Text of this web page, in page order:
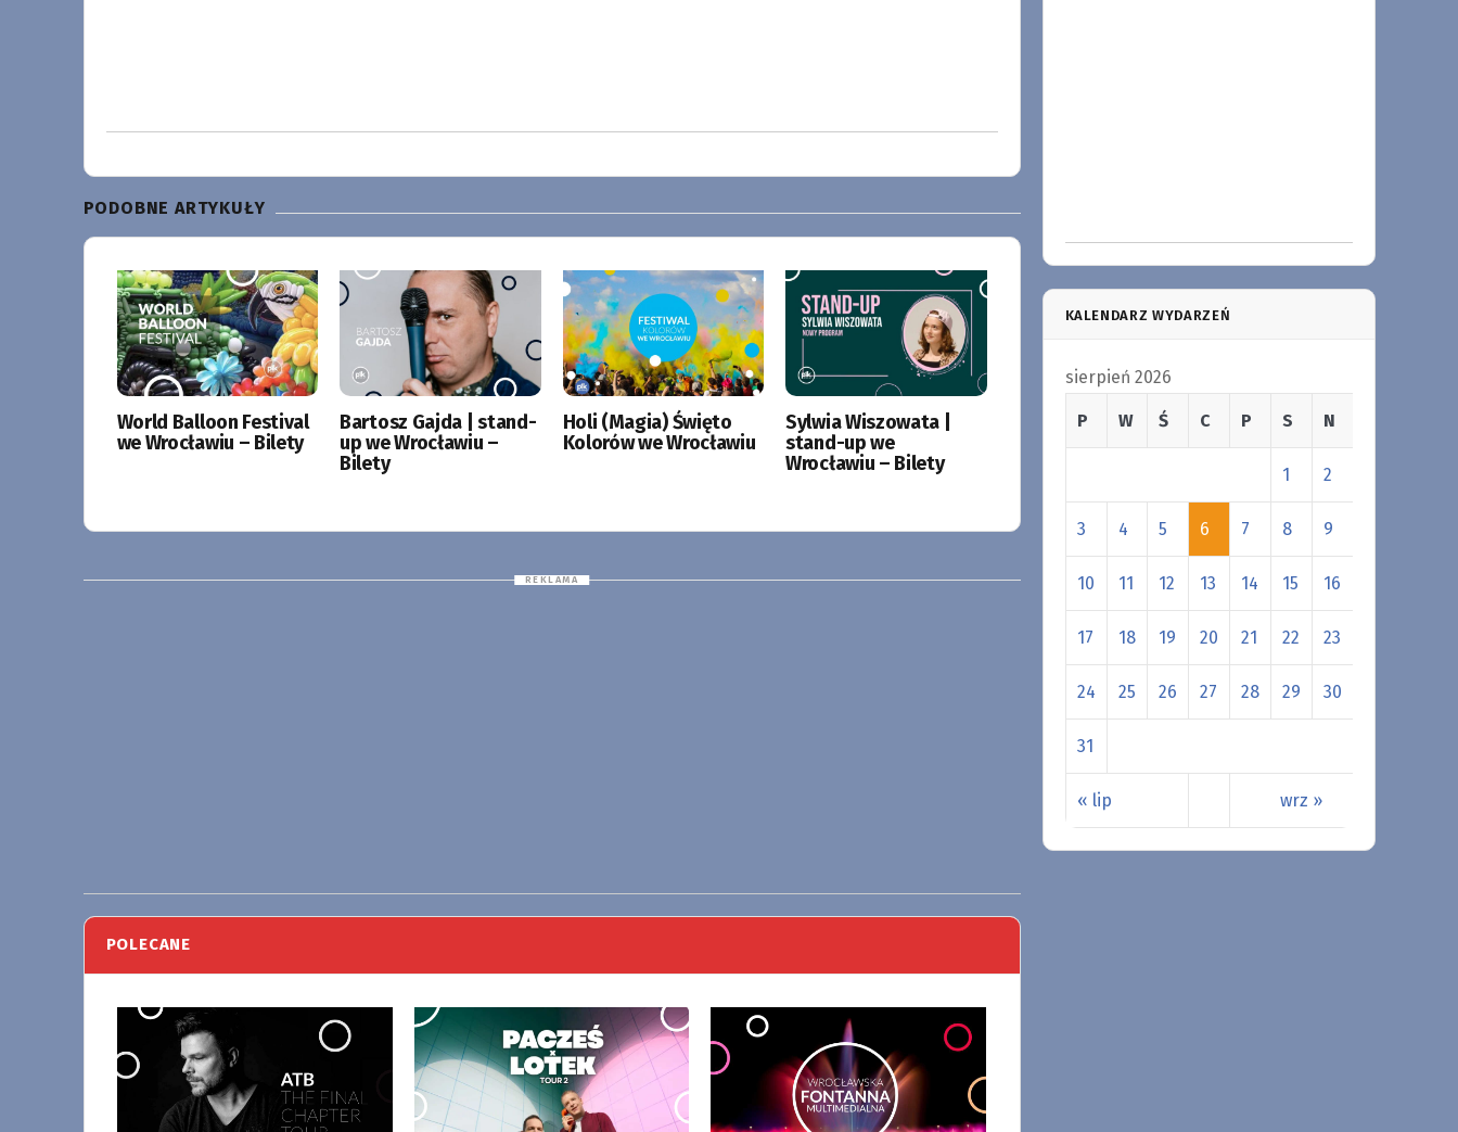
PODOBNE ARTYKUŁY
World Balloon Festival
we Wrocławiu – Bilety
Bartosz Gajda | stand-
up we Wrocławiu –
Bilety
Holi (Magia) Święto
Kolorów we Wrocławiu
Sylwia Wiszowata |
stand-up we
Wrocławiu – Bilety
POLECANE
KALENDARZ WYDARZEŃ
sierpień 2026
P W Ś C P S N
« lip wrz »
1 2
3 4 5 6 7 8 9
10 11 12 13 14 15 16
17 18 19 20 21 22 23
24 25 26 27 28 29 30
31